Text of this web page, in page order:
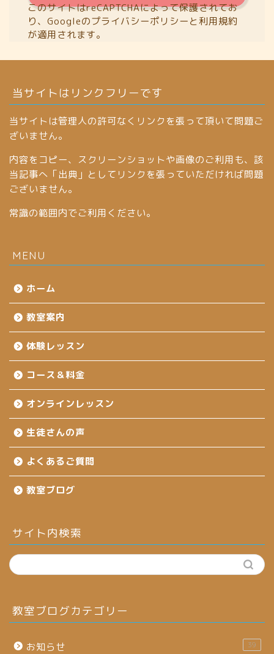
このサイトはreCAPTCHAによって保護されてお
り、Googleのプライバシーポリシーと利用規約
が適用されます。
当サイトはリンクフリーです
当サイトは管理人の許可なくリンクを張って頂いて問題ご
ざいません。
内容をコピー、スクリーンショットや画像のご利用も、該
当記事へ「出典」としてリンクを張っていただければ問題
ございません。
常識の範囲内でご利用ください。
MENU
ホーム
教室案内
体験レッスン
コース＆料金
オンラインレッスン
生徒さんの声
よくあるご質問
教室ブログ
サイト内検索
教室ブログカテゴリー
お知らせ 39